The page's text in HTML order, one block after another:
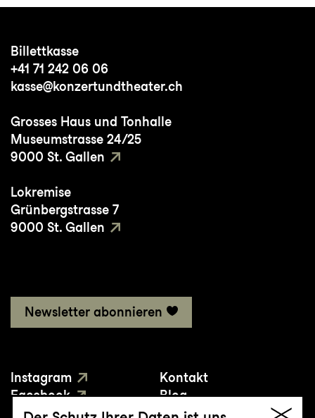
Billettkasse
+41 71 242 06 06
kasse@konzertundtheater.ch
Grosses Haus und Tonhalle
Museumstrasse 24/25
9000 St. Gallen
Lokremise
Grünbergstrasse 7
9000 St. Gallen
Newsletter abonnieren
Instagram
Facebook
YouTube
Kontakt
Blog
Presse